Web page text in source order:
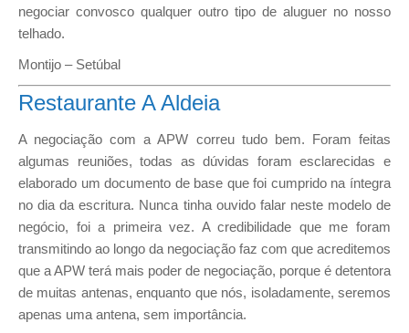
negociar convosco qualquer outro tipo de aluguer no nosso
telhado.
Montijo – Setúbal
Restaurante A Aldeia
A negociação com a APW correu tudo bem. Foram feitas
algumas reuniões, todas as dúvidas foram esclarecidas e
elaborado um documento de base que foi cumprido na íntegra
no dia da escritura. Nunca tinha ouvido falar neste modelo de
negócio, foi a primeira vez. A credibilidade que me foram
transmitindo ao longo da negociação faz com que acreditemos
que a APW terá mais poder de negociação, porque é detentora
de muitas antenas, enquanto que nós, isoladamente, seremos
apenas uma antena, sem importância.